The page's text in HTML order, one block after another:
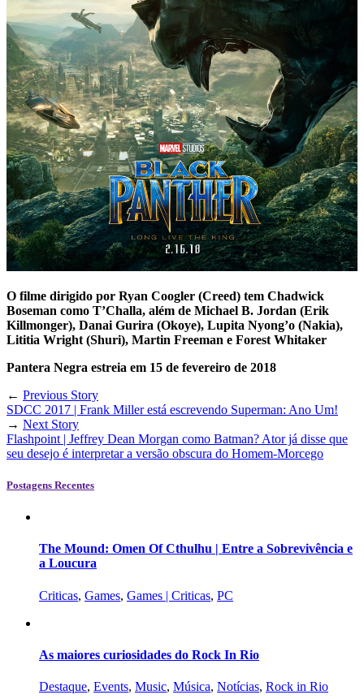
O filme dirigido por Ryan Coogler (Creed) tem Chadwick
Boseman como T’Challa, além de Michael B. Jordan (Erik
Killmonger), Danai Gurira (Okoye), Lupita Nyong’o (Nakia),
Lititia Wright (Shuri), Martin Freeman e Forest Whitaker
Pantera Negra estreia em 15 de fevereiro de 2018
← Previous Story
SDCC 2017 | Frank Miller está escrevendo Superman: Ano Um!
→ Next Story
Flashpoint | Jeffrey Dean Morgan como Batman? Ator já disse que
seu desejo é interpretar a versão obscura do Homem-Morcego
Postagens Recentes
The Mound: Omen Of Cthulhu | Entre a Sobrevivência e
a Loucura
Criticas, Games, Games | Criticas, PC
As maiores curiosidades do Rock In Rio
Destaque, Events, Music, Música, Notícias, Rock in Rio